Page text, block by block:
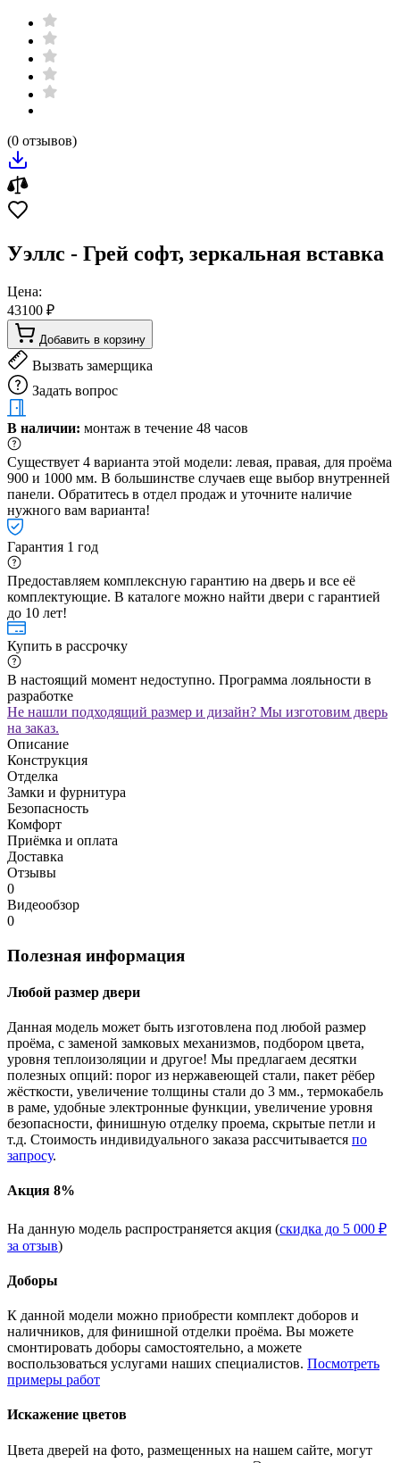
(0 отзывов)
Уэллс - Грей софт, зеркальная вставка
Цена:
43100 ₽
Добавить в корзину
Вызвать замерщика
Задать вопрос
В наличии: монтаж в течение 48 часов
Существует 4 варианта этой модели: левая, правая, для проёма
900 и 1000 мм. В большинстве случаев еще выбор внутренней
панели. Обратитесь в отдел продаж и уточните наличие
нужного вам варианта!
Гарантия 1 год
Предоставляем комплексную гарантию на дверь и все её
комплектующие. В каталоге можно найти двери с гарантией
до 10 лет!
Купить в рассрочку
В настоящий момент недоступно. Программа лояльности в
разработке
Не нашли подходящий размер и дизайн? Мы изготовим дверь
на заказ.
Описание
Конструкция
Отделка
Замки и фурнитура
Безопасность
Комфорт
Приёмка и оплата
Доставка
Отзывы
0
Видеообзор
0
Полезная информация
Любой размер двери
Данная модель может быть изготовлена под любой размер
проёма, с заменой замковых механизмов, подбором цвета,
уровня теплоизоляции и другое! Мы предлагаем десятки
полезных опций: порог из нержавеющей стали, пакет рёбер
жёсткости, увеличение толщины стали до 3 мм., термокабель
в раме, удобные электронные функции, увеличение уровня
безопасности, финишную отделку проема, скрытые петли и
т.д. Стоимость индивидуального заказа рассчитывается по
запросу.
Акция 8%
На данную модель распространяется акция (скидка до 5 000 ₽
за отзыв)
Доборы
К данной модели можно приобрести комплект доборов и
наличников, для финишной отделки проёма. Вы можете
смонтировать доборы самостоятельно, а можете
воспользоваться услугами наших специалистов. Посмотреть
примеры работ
Искажение цветов
Цвета дверей на фото, размещенных на нашем сайте, могут